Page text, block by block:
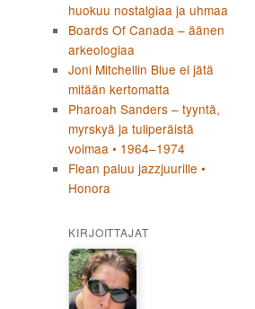
huokuu nostalgiaa ja uhmaa
Boards Of Canada – äänen
arkeologiaa
Joni Mitchellin Blue ei jätä
mitään kertomatta
Pharoah Sanders – tyyntä,
myrskyä ja tuliperäistä
voimaa • 1964–1974
Flean paluu jazzjuurille •
Honora
KIRJOITTAJAT